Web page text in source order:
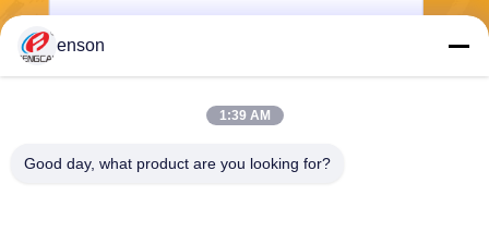
Wysłać
enson
1:39 AM
Good day, what product are you looking for?